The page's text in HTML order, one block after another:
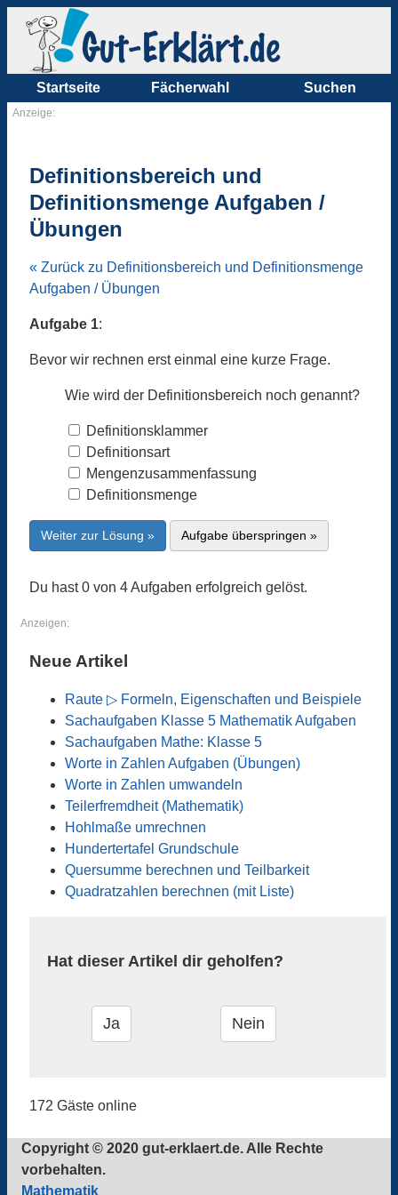
Startseite Fächerwahl Suchen
Anzeige:
Definitionsbereich und
Definitionsmenge Aufgaben /
Übungen
« Zurück zu Definitionsbereich und Definitionsmenge
Aufgaben / Übungen
Aufgabe 1:
Bevor wir rechnen erst einmal eine kurze Frage.
Wie wird der Definitionsbereich noch genannt?
Definitionsklammer
Definitionsart
Mengenzusammenfassung
Definitionsmenge
Weiter zur Lösung » Aufgabe überspringen »
Du hast 0 von 4 Aufgaben erfolgreich gelöst.
Anzeigen:
Neue Artikel
Raute ▷ Formeln, Eigenschaften und Beispiele
Sachaufgaben Klasse 5 Mathematik Aufgaben
Sachaufgaben Mathe: Klasse 5
Worte in Zahlen Aufgaben (Übungen)
Worte in Zahlen umwandeln
Teilerfremdheit (Mathematik)
Hohlmaße umrechnen
Hundertertafel Grundschule
Quersumme berechnen und Teilbarkeit
Quadratzahlen berechnen (mit Liste)
Hat dieser Artikel dir geholfen?
172 Gäste online
Copyright © 2020 gut-erklaert.de. Alle Rechte
vorbehalten.
Mathematik